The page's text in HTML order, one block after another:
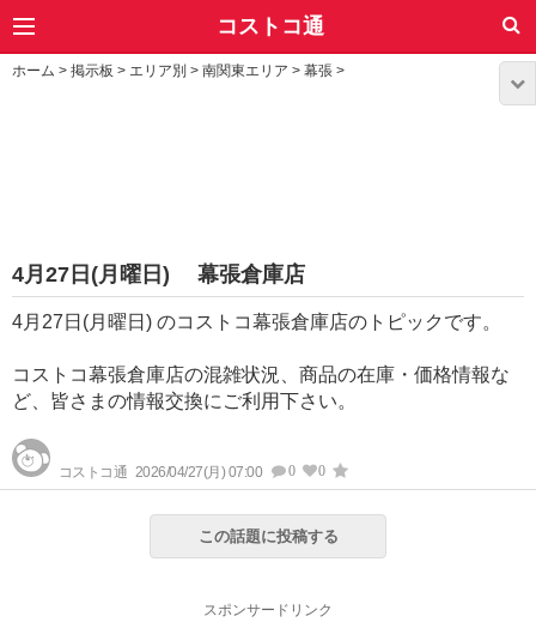
コストコ通
ホーム > 掲示板 > エリア別 > 南関東エリア > 幕張 >
4月27日(月曜日) 幕張倉庫店
4月27日(月曜日) のコストコ幕張倉庫店のトピックです。
コストコ幕張倉庫店の混雑状況、商品の在庫・価格情報な
ど、皆さまの情報交換にご利用下さい。
コストコ通 2026/04/27(月) 07:00 0 0
この話題に投稿する
スポンサードリンク